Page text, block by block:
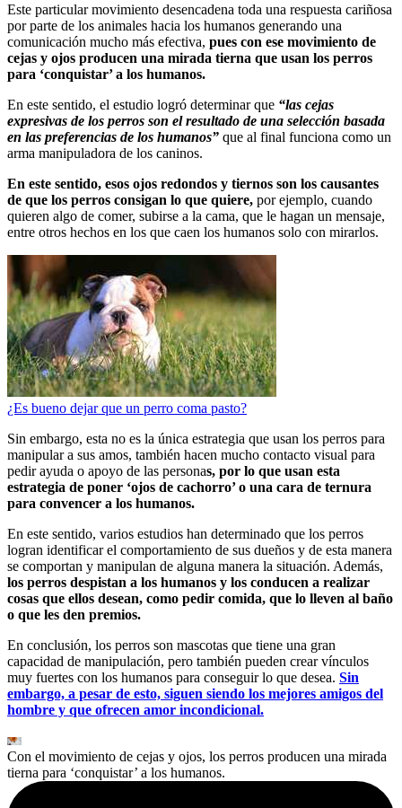
Este particular movimiento desencadena toda una respuesta cariñosa
por parte de los animales hacia los humanos generando una
comunicación mucho más efectiva, pues con ese movimiento de
cejas y ojos producen una mirada tierna que usan los perros
para ‘conquistar’ a los humanos.
En este sentido, el estudio logró determinar que “las cejas
expresivas de los perros son el resultado de una selección basada
en las preferencias de los humanos” que al final funciona como un
arma manipuladora de los caninos.
En este sentido, esos ojos redondos y tiernos son los causantes
de que los perros consigan lo que quiere, por ejemplo, cuando
quieren algo de comer, subirse a la cama, que le hagan un mensaje,
entre otros hechos en los que caen los humanos solo con mirarlos.
¿Es bueno dejar que un perro coma pasto?
Sin embargo, esta no es la única estrategia que usan los perros para
manipular a sus amos, también hacen mucho contacto visual para
pedir ayuda o apoyo de las personas, por lo que usan esta
estrategia de poner ‘ojos de cachorro’ o una cara de ternura
para convencer a los humanos.
En este sentido, varios estudios han determinado que los perros
logran identificar el comportamiento de sus dueños y de esta manera
se comportan y manipulan de alguna manera la situación. Además,
los perros despistan a los humanos y los conducen a realizar
cosas que ellos desean, como pedir comida, que lo lleven al baño
o que les den premios.
En conclusión, los perros son mascotas que tiene una gran
capacidad de manipulación, pero también pueden crear vínculos
muy fuertes con los humanos para conseguir lo que desea. Sin
embargo, a pesar de esto, siguen siendo los mejores amigos del
hombre y que ofrecen amor incondicional.
Con el movimiento de cejas y ojos, los perros producen una mirada
tierna para ‘conquistar’ a los humanos.